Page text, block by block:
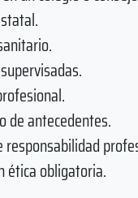
de antecedentes.
responsabilidad
ética obligatoria.